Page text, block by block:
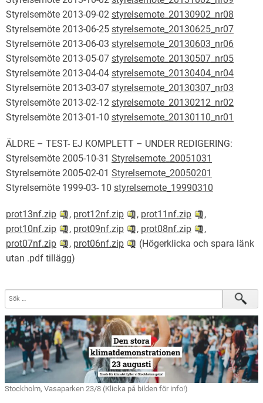
Styrelsemöte 2013-09-02 styrelsemote_20130902_nr08
Styrelsemöte 2013-06-25 styrelsemote_20130625_nr07
Styrelsemöte 2013-06-03 styrelsemote_20130603_nr06
Styrelsemöte 2013-05-07 styrelsemote_20130507_nr05
Styrelsemöte 2013-04-04 styrelsemote_20130404_nr04
Styrelsemöte 2013-03-07 styrelsemote_20130307_nr03
Styrelsemöte 2013-02-12 styrelsemote_20130212_nr02
Styrelsemöte 2013-01-10 styrelsemote_20130110_nr01
ÄLDRE – TEST- EJ KOMPLETT – UNDER REDIGERING:
Styrelsemöte 2005-10-31 Styrelsemote_20051031
Styrelsemöte 2005-02-01 Styrelsemote_20050201
Styrelsemöte 1999-03- 10 styrelsemote_19990310
prot13nf.zip , prot12nf.zip , prot11nf.zip
,
prot10nf.zip
, prot09nf.zip , prot08nf.zip
,
prot07nf.zip
, prot06nf.zip
(Högerklicka och spara länk
utan .pdf tillägg)
Stockholm, Vasaparken 23/8 (Klicka på bilden för info!)